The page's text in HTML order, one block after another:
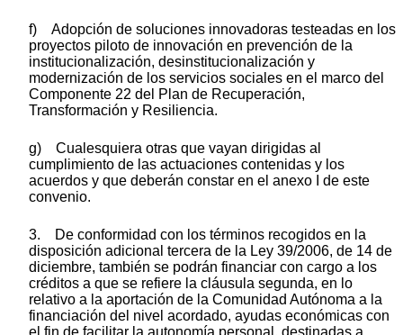
f) Adopción de soluciones innovadoras testeadas en los
proyectos piloto de innovación en prevención de la
institucionalización, desinstitucionalización y
modernización de los servicios sociales en el marco del
Componente 22 del Plan de Recuperación,
Transformación y Resiliencia.
g) Cualesquiera otras que vayan dirigidas al
cumplimiento de las actuaciones contenidas y los
acuerdos y que deberán constar en el anexo I de este
convenio.
3. De conformidad con los términos recogidos en la
disposición adicional tercera de la Ley 39/2006, de 14 de
diciembre, también se podrán financiar con cargo a los
créditos a que se refiere la cláusula segunda, en lo
relativo a la aportación de la Comunidad Autónoma a la
financiación del nivel acordado, ayudas económicas con
el fin de facilitar la autonomía personal, destinadas a